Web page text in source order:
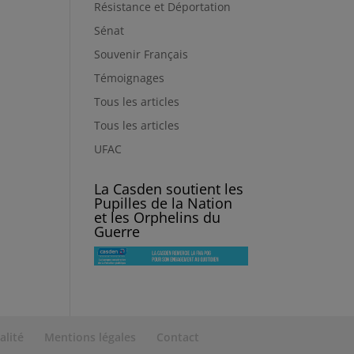
Résistance et Déportation
Sénat
Souvenir Français
Témoignages
Tous les articles
Tous les articles
UFAC
La Casden soutient les
Pupilles de la Nation
et les Orphelins du
Guerre
Mentions légales Contact